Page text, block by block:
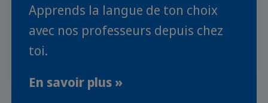
Apprends la langue de ton choix
avec nos professeurs depuis chez
toi.
En savoir plus »